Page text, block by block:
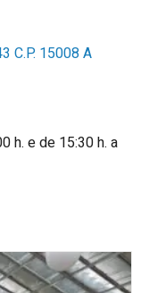
C.P. 15008 A
h. e de 15:30 h. a